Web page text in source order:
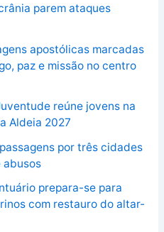
parem ataques
apostólicas marcadas
paz e missão no centro
reúne jovens na
Aldeia 2027
por três cidades
abusos
prepara-se para
com restauro do altar-